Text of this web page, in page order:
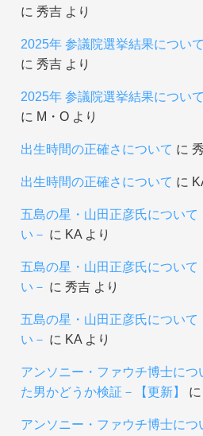
に 秀吉より
2025年 参議院選挙結果につい
に 秀吉より
2025年 参議院選挙結果につい
に М・Оより
出生時間の正確さについて に
出生時間の正確さについて に
五島の星・山田正彦氏につい
い－ に KAより
五島の星・山田正彦氏につい
い－ に 秀吉より
五島の星・山田正彦氏につい
い－ に KAより
アンソニー・ファウチ博士に
た男かどうか検証－【更新】
に
アンソニー・ファウチ博士に